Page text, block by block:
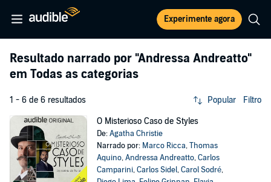
Experimente agora
Resultado narrado por "Andressa Andreatto"
em Todas as categorias
1 - 6 de 6 resultados Popular Filtro
O Misterioso Caso de Styles
De:Agatha Christie
Narrado por: Marco Ricca,Thomas
Aquino,Andressa Andreatto,Carlos
Camparini,Carlos Sidel,Carol Sodré,